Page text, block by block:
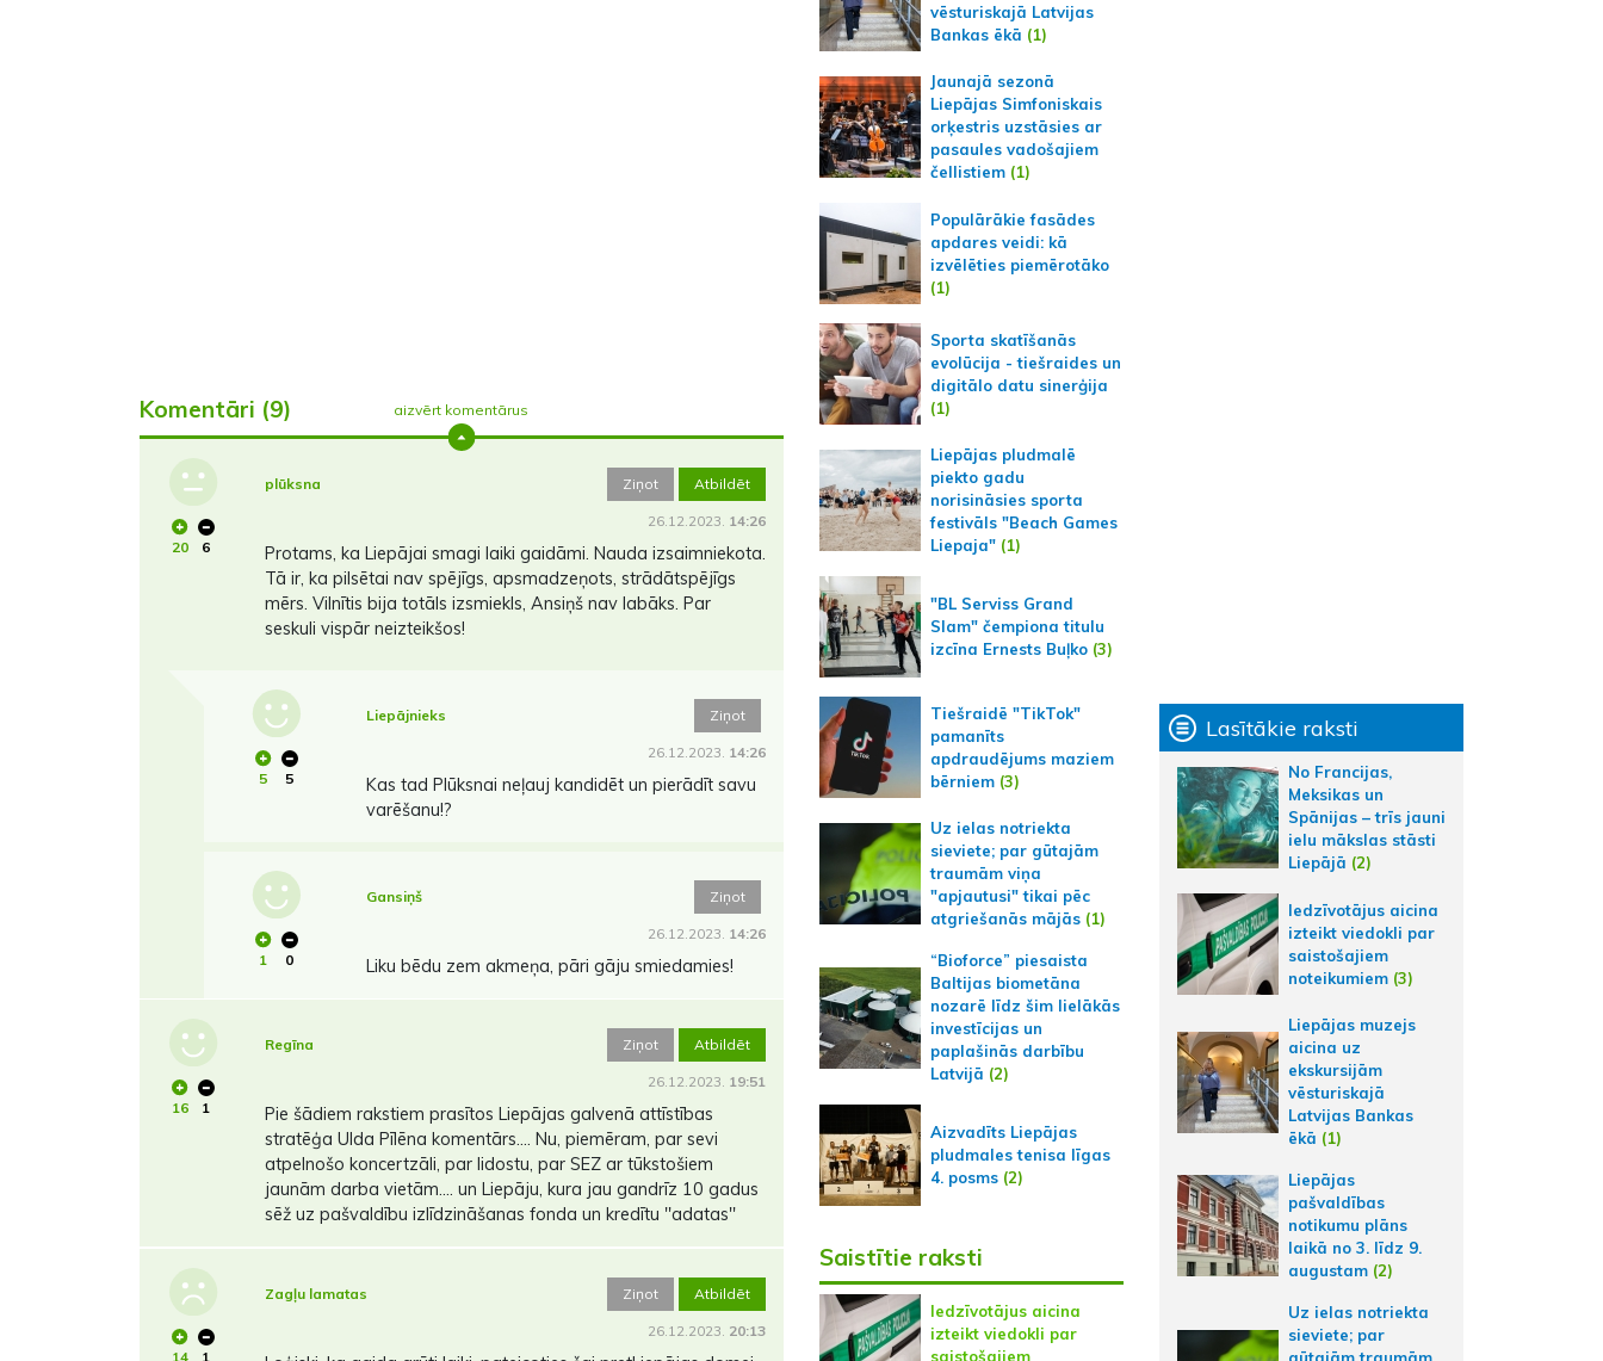
Komentāri (9) aizvērt komentārus
20 6
plūksna Ziņot Atbildēt
26.12.2023. 14:26
Protams, ka Liepājai smagi laiki gaidāmi. Nauda izsaimniekota.
Tā ir, ka pilsētai nav spējīgs, apsmadzeņots, strādātspējīgs
mērs. Vilnītis bija totāls izsmiekls, Ansiņš nav labāks. Par
seskuli vispār neizteikšos!
5 5
Liepājnieks Ziņot
26.12.2023. 14:26
Kas tad Plūksnai neļauj kandidēt un pierādīt savu
varēšanu!?
1 0
Gansiņš Ziņot
26.12.2023. 14:26
Liku bēdu zem akmeņa, pāri gāju smiedamies!
16 1
Regīna Ziņot Atbildēt
26.12.2023. 19:51
Pie šādiem rakstiem prasītos Liepājas galvenā attīstības
stratēģa Ulda Pīlēna komentārs.... Nu, piemēram, par sevi
atpelnošo koncertzāli, par lidostu, par SEZ ar tūkstošiem
jaunām darba vietām.... un Liepāju, kura jau gandrīz 10 gadus
sēž uz pašvaldību izlīdzināšanas fonda un kredītu ''adatas''
14 1
Zagļu lamatas Ziņot Atbildēt
26.12.2023. 20:13
vēsturiskajā Latvijas
Bankas ēkā (1)
Jaunajā sezonā
Liepājas Simfoniskais
orķestris uzstāsies ar
pasaules vadošajiem
čellistiem(1)
Populārākie fasādes
apdares veidi: kā
izvēlēties piemērotāko
(1)
Sporta skatīšanās
evolūcija - tiešraides un
digitālo datu sinerģija
(1)
Liepājas pludmalē
piekto gadu
norisināsies sporta
festivāls "Beach Games
Liepaja"(1)
"BL Serviss Grand
Slam" čempiona titulu
izcīna Ernests Buļko(3)
Tiešraidē "TikTok"
pamanīts
apdraudējums maziem
bērniem(3)
Uz ielas notriekta
sieviete; par gūtajām
traumām viņa
"apjautusi" tikai pēc
atgriešanās mājās(1)
“Bioforce” piesaista
Baltijas biometāna
nozarē līdz šim lielākās
investīcijas un
paplašinās darbību
Latvijā (2)
Aizvadīts Liepājas
pludmales tenisa līgas
4. posms(2)
Saistītie raksti
Iedzīvotājus aicina
izteikt viedokli par
saistošajiem
Lasītākie raksti
No Francijas,
Meksikas un
Spānijas – trīs jauni
ielu mākslas stāsti
Liepājā (2)
Iedzīvotājus aicina
izteikt viedokli par
saistošajiem
noteikumiem (3)
Liepājas muzejs
aicina uz
ekskursijām
vēsturiskajā
Latvijas Bankas
ēkā (1)
Liepājas
pašvaldības
notikumu plāns
laikā no 3. līdz 9.
augustam (2)
Uz ielas notriekta
sieviete; par